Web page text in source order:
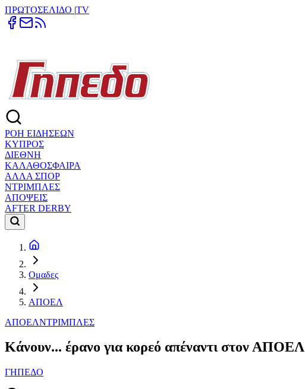
ΠΡΩΤΟΣΕΛΙΔΟ |TV
ΡΟΗ ΕΙΔΗΣΕΩΝ
ΚΥΠΡΟΣ
ΔΙΕΘΝΗ
ΚΑΛΑΘΟΣΦΑΙΡΑ
ΑΛΛΑ ΣΠΟΡ
ΝΤΡΙΜΠΛΕΣ
ΑΠΟΨΕΙΣ
AFTER DERBY
Ομαδες
ΑΠΟΕΛ
ΑΠΟΕΛΝΤΡΙΜΠΛΕΣ
Κάνουν... έρανο για κορεό απέναντι στον ΑΠΟΕΛ
ΓΗΠΕΔΟ